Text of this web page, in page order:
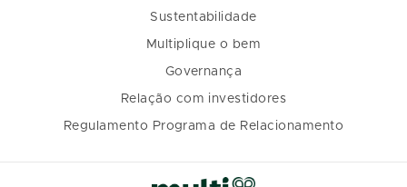
Sustentabilidade
Multiplique o bem
Governança
Relação com investidores
Regulamento Programa de Relacionamento